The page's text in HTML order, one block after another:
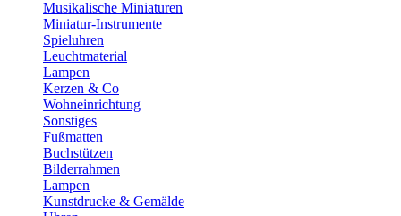
Musikalische Miniaturen
Miniatur-Instrumente
Spieluhren
Leuchtmaterial
Lampen
Kerzen & Co
Wohneinrichtung
Sonstiges
Fußmatten
Buchstützen
Bilderrahmen
Lampen
Kunstdrucke & Gemälde